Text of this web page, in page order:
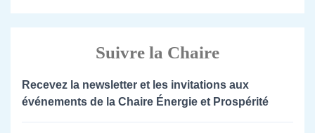
Suivre la Chaire
Recevez la newsletter et les invitations aux
événements de la Chaire Énergie et Prospérité